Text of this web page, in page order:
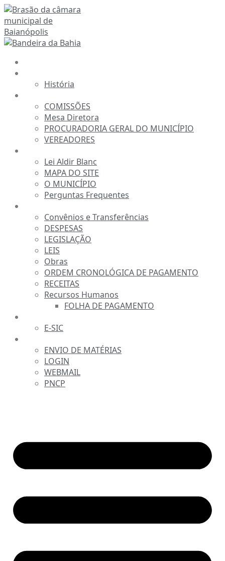
Ir
para
o
conteúdo
História
COMISSÕES
Mesa Diretora
PROCURADORIA GERAL DO MUNICÍPIO
VEREADORES
Lei Aldir Blanc
MAPA DO SITE
O MUNICÍPIO
Perguntas Frequentes
Convênios e Transferências
DESPESAS
LEGISLAÇÃO
LEIS
Obras
ORDEM CRONOLÓGICA DE PAGAMENTO
RECEITAS
Recursos Humanos
FOLHA DE PAGAMENTO
E-SIC
ENVIO DE MATÉRIAS
LOGIN
WEBMAIL
PNCP